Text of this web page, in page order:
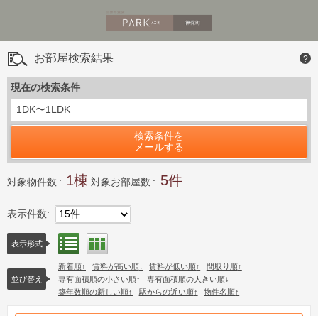
お部屋検索結果 ?
現在の検索条件
1DK〜1LDK
検索条件を
メールする
対象物件数 1 対象お部屋数 5
表示件数 15件
表示形式 リスト表示
並び替え
新着順 賃料が高い順 賃料が低い順
間取り順
専有面積順の小さい順
専有面積順の大きい順
築年数順の新しい順
駅からの近い順 物件名順